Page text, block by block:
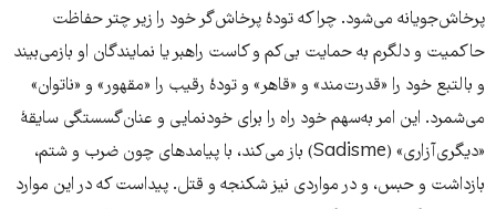
پرخاش‌جویانه می‌شود. چرا که تودۀ پرخاش‌گر خود را زیر چتر حفاظت
حاکمیت و دلگرم به حمایت بی‌کم و کاست راهبر یا نمایندگان او بازمی‌بیند
و بالتبع خود را «قدرت‌مند» و «قاهر» و تودۀ رقیب را «مقهور» و «ناتوان»
می‌شمرد. این امر به‌سهم خود راه را برای خودنمایی و عنان‌گسستگی سایقۀ
«دیگری‌آزاری» (Sadisme) باز می‌کند، با پیامدهای چون ضرب و شتم،
بازداشت و حبس، و در مواردی نیز شکنجه و قتل. پیداست که در این موارد